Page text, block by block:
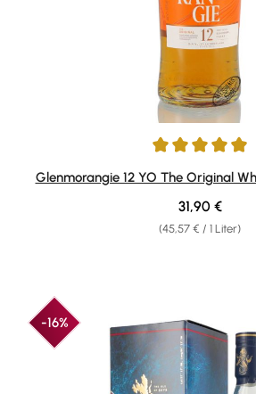
Durchschnittliche Bewertung von
Glenmorangie 12 YO The Original
(45,57 € / 1 Liter)
Regulärer
31,90 €
-16%